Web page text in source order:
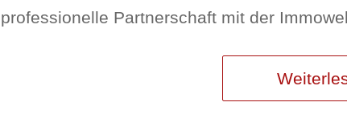
professionelle Partnerschaft mit der